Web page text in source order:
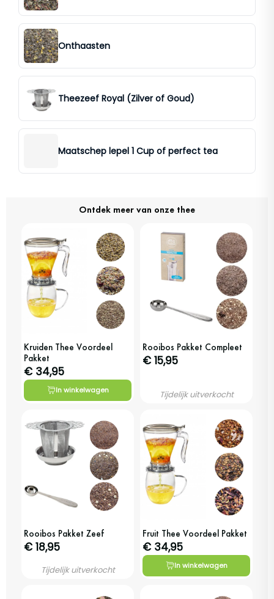
Onthaasten
Theezeef Royal (Zilver of Goud)
Maatschep lepel 1 Cup of perfect tea
Ontdek meer van onze thee
Kruiden Thee Voordeel
Pakket
€ 34,95
In winkelwagen
Rooibos Pakket Compleet
€ 15,95
Tijdelijk uitverkocht
Rooibos Pakket Zeef
€ 18,95
Tijdelijk uitverkocht
Fruit Thee Voordeel Pakket
€ 34,95
In winkelwagen